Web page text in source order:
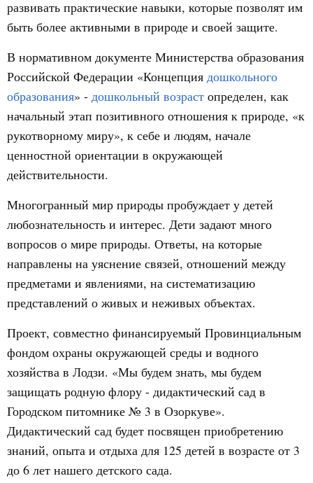
развивать практические навыки, которые позволят им
быть более активными в природе и своей защите.
В нормативном документе Министерства образования
Российской Федерации «Концепция дошкольного
образования» - дошкольный возраст определен, как
начальный этап позитивного отношения к природе, «к
рукотворному миру», к себе и людям, начале
ценностной ориентации в окружающей
действительности.
Многогранный мир природы пробуждает у детей
любознательность и интерес. Дети задают много
вопросов о мире природы. Ответы, на которые
направлены на уяснение связей, отношений между
предметами и явлениями, на систематизацию
представлений о живых и неживых объектах.
Проект, совместно финансируемый Провинциальным
фондом охраны окружающей среды и водного
хозяйства в Лодзи. «Мы будем знать, мы будем
защищать родную флору - дидактический сад в
Городском питомнике № 3 в Озоркуве».
Дидактический сад будет посвящен приобретению
знаний, опыта и отдыха для 125 детей в возрасте от 3
до 6 лет нашего детского сада.